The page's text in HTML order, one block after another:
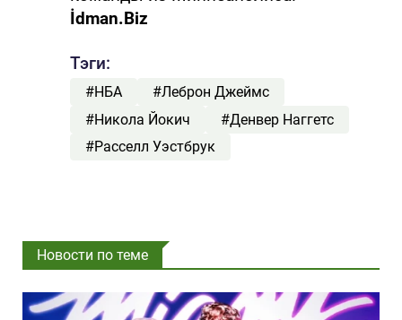
İdman.Biz
Тэги:
#НБА
#Леброн Джеймс
#Никола Йокич
#Денвер Наггетс
#Расселл Уэстбрук
Новости по теме